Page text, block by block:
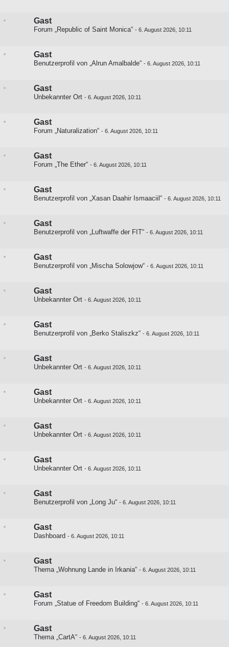
Gast
Forum „Republic of Saint Monica“ - 6. August 2026, 10:11
Gast
Benutzerprofil von „Alrun Amalbalde“ - 6. August 2026, 10:11
Gast
Unbekannter Ort - 6. August 2026, 10:11
Gast
Forum „Naturalization“ - 6. August 2026, 10:11
Gast
Forum „The Ether“ - 6. August 2026, 10:11
Gast
Benutzerprofil von „Xasan Daahir Ismaaciil“ - 6. August 2026, 10:11
Gast
Benutzerprofil von „Luftwaffe der FIT“ - 6. August 2026, 10:11
Gast
Benutzerprofil von „Mischa Solowjow“ - 6. August 2026, 10:11
Gast
Unbekannter Ort - 6. August 2026, 10:11
Gast
Benutzerprofil von „Berko Staliszkz“ - 6. August 2026, 10:11
Gast
Unbekannter Ort - 6. August 2026, 10:11
Gast
Unbekannter Ort - 6. August 2026, 10:11
Gast
Unbekannter Ort - 6. August 2026, 10:11
Gast
Unbekannter Ort - 6. August 2026, 10:11
Gast
Benutzerprofil von „Long Ju“ - 6. August 2026, 10:11
Gast
Dashboard - 6. August 2026, 10:11
Gast
Thema „Wohnung Lande in Irkania“ - 6. August 2026, 10:11
Gast
Forum „Statue of Freedom Building“ - 6. August 2026, 10:11
Gast
Thema „CartA“ - 6. August 2026, 10:11